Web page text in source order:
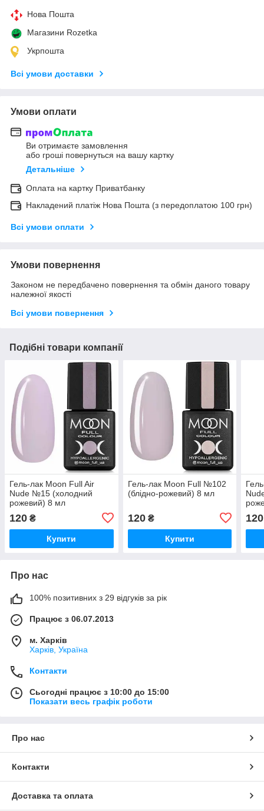
Нова Пошта
Магазини Rozetka
Укрпошта
Всі умови доставки
Умови оплати
Ви отримаєте замовлення
або гроші повернуться на вашу картку
Детальніше
Оплата на картку Приватбанку
Накладений платіж Нова Пошта (з передоплатою 100 грн)
Всі умови оплати
Умови повернення
Законом не передбачено повернення та обмін даного товару
належної якості
Всі умови повернення
Подібні товари компанії
Гель-лак Moon Full Air
Nude №15 (холодний
рожевий) 8 мл
120 ₴
Купити
Гель-лак Moon Full №102
(блідно-рожевий) 8 мл
120₴
Купити
120
Про нас
100% позитивних з 29 відгуків за рік
Працює з 06.07.2013
м. Харків
Харків, Україна
Контакти
Сьогодні працює з 10:00 до 15:00
Показати весь графік роботи
Про нас
Контакти
Доставка та оплата